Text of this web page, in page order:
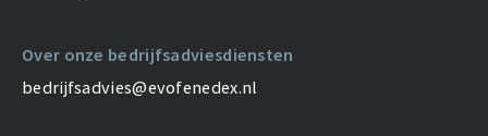
Over onze bedrijfsadviesdiensten
bedrijfsadvies@evofenedex.nl